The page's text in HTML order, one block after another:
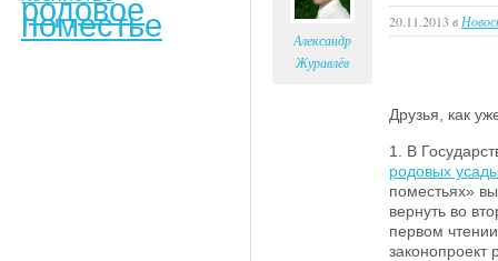
родовое
поместье
Александр
Журавлёв
20.11.2013 в
Друзья, как
1. В
родовых
поместьях»
вернуть во
первом